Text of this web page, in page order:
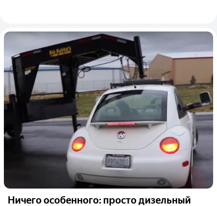
Ничего особенного: просто дизельный